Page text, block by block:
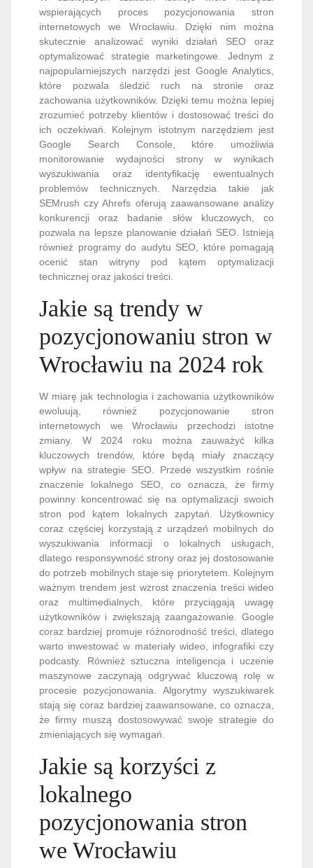
wspierających proces pozycjonowania stron
internetowych we Wrocławiu. Dzięki nim można
skutecznie analizować wyniki działań SEO oraz
optymalizować strategie marketingowe. Jednym z
najpopularniejszych narzędzi jest Google Analytics,
które pozwala śledzić ruch na stronie oraz
zachowania użytkowników. Dzięki temu można lepiej
zrozumieć potrzeby klientów i dostosować treści do
ich oczekiwań. Kolejnym istotnym narzędziem jest
Google Search Console, które umożliwia
monitorowanie wydajności strony w wynikach
wyszukiwania oraz identyfikację ewentualnych
problemów technicznych. Narzędzia takie jak
SEMrush czy Ahrefs oferują zaawansowane analizy
konkurencji oraz badanie słów kluczowych, co
pozwala na lepsze planowanie działań SEO. Istnieją
również programy do audytu SEO, które pomagają
ocenić stan witryny pod kątem optymalizacji
technicznej oraz jakości treści.
Jakie są trendy w
pozycjonowaniu stron w
Wrocławiu na 2024 rok
W miarę jak technologia i zachowania użytkowników
ewoluują, również pozycjonowanie stron
internetowych we Wrocławiu przechodzi istotne
zmiany. W 2024 roku można zauważyć kilka
kluczowych trendów, które będą miały znaczący
wpływ na strategie SEO. Przede wszystkim rośnie
znaczenie lokalnego SEO, co oznacza, że firmy
powinny koncentrować się na optymalizacji swoich
stron pod kątem lokalnych zapytań. Użytkownicy
coraz częściej korzystają z urządzeń mobilnych do
wyszukiwania informacji o lokalnych usługach,
dlatego responsywność strony oraz jej dostosowanie
do potrzeb mobilnych staje się priorytetem. Kolejnym
ważnym trendem jest wzrost znaczenia treści wideo
oraz multimedialnych, które przyciągają uwagę
użytkowników i zwiększają zaangażowanie. Google
coraz bardziej promuje różnorodność treści, dlatego
warto inwestować w materiały wideo, infografiki czy
podcasty. Również sztuczna inteligencja i uczenie
maszynowe zaczynają odgrywać kluczową rolę w
procesie pozycjonowania. Algorytmy wyszukiwarek
stają się coraz bardziej zaawansowane, co oznacza,
że firmy muszą dostosowywać swoje strategie do
zmieniających się wymagań.
Jakie są korzyści z
lokalnego
pozycjonowania stron
we Wrocławiu